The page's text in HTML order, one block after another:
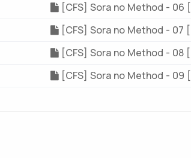
[CFS] Sora no Method - 06
[CFS] Sora no Method - 07
[CFS] Sora no Method - 08
[CFS] Sora no Method - 09